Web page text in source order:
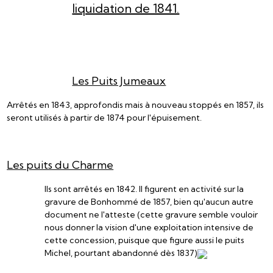
liquidation de 1841.
Les Puits Jumeaux
Arrêtés en 1843, approfondis mais à nouveau stoppés en 1857, ils
seront utilisés à partir de 1874 pour l'épuisement.
Les puits du Charme
Ils sont arrêtés en 1842. Il figurent en activité sur la
gravure de Bonhommé de 1857, bien qu'aucun autre
document ne l'atteste (cette gravure semble vouloir
nous donner la vision d'une exploitation intensive de
cette concession, puisque que figure aussi le puits
Michel, pourtant abandonné dès 1837)